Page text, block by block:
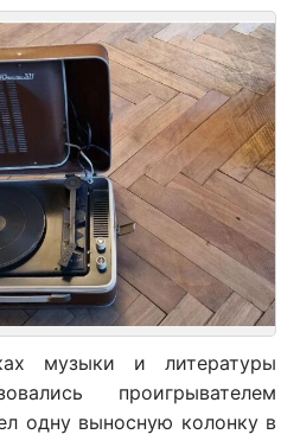
музыки и литературы
проигрывателем
одну выносную колонку в